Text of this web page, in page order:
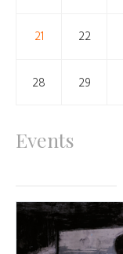
21 22
28 29
Events